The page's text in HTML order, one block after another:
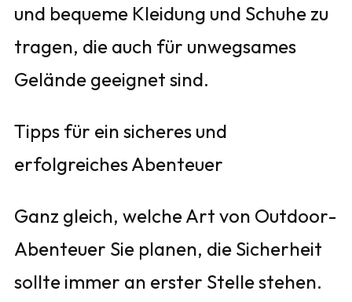
und bequeme Kleidung und Schuhe zu
tragen, die auch für unwegsames
Gelände geeignet sind.
Tipps für ein sicheres und
erfolgreiches Abenteuer
Ganz gleich, welche Art von Outdoor-
Abenteuer Sie planen, die Sicherheit
sollte immer an erster Stelle stehen.